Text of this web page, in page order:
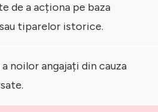
de a acționa pe baza
tiparelor istorice.
noilor angajați din cauza